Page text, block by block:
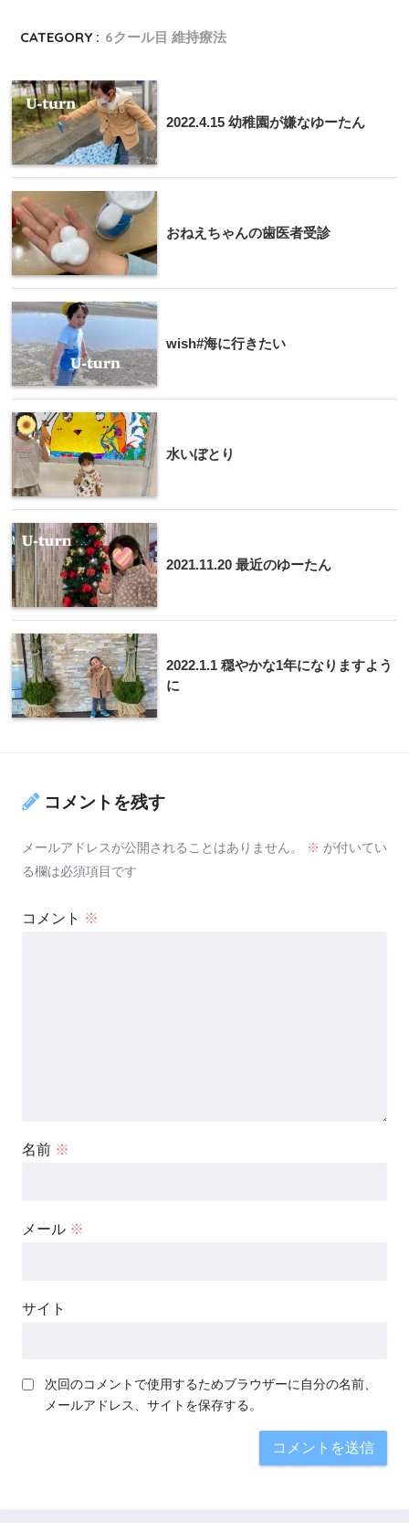
CATEGORY : 6クール目 維持療法
2022.4.15 幼稚園が嫌なゆーたん
おねえちゃんの歯医者受診
wish#海に行きたい
水いぼとり
2021.11.20 最近のゆーたん
2022.1.1 穏やかな1年になりますよう
に
コメントを残す
メールアドレスが公開されることはありません。 ※ が付いてい
る欄は必須項目です
コメント ※
名前 ※
メール ※
サイト
次回のコメントで使用するためブラウザーに自分の名前、
メールアドレス、サイトを保存する。